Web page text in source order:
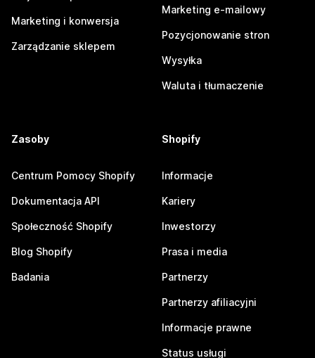
Marketing i konwersja
Zarządzanie sklepem
Marketing e-mailowy
Pozycjonowanie stron
Wysyłka
Waluta i tłumaczenie
Zasoby
Centrum Pomocy Shopify
Dokumentacja API
Społeczność Shopify
Blog Shopify
Badania
Shopify
Informacje
Kariery
Inwestorzy
Prasa i media
Partnerzy
Partnerzy afiliacyjni
Informacje prawne
Status usługi